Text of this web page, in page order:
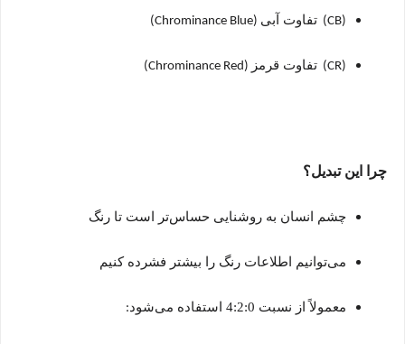
(CB) تفاوت آبی (Chrominance Blue)
(CR) تفاوت قرمز (Chrominance Red)
چرا این تبدیل؟
چشم انسان به روشنایی حساس‌تر است تا رنگ
می‌توانیم اطلاعات رنگ را بیشتر فشرده کنیم
معمولاً از نسبت 4:2:0 استفاده می‌شود :